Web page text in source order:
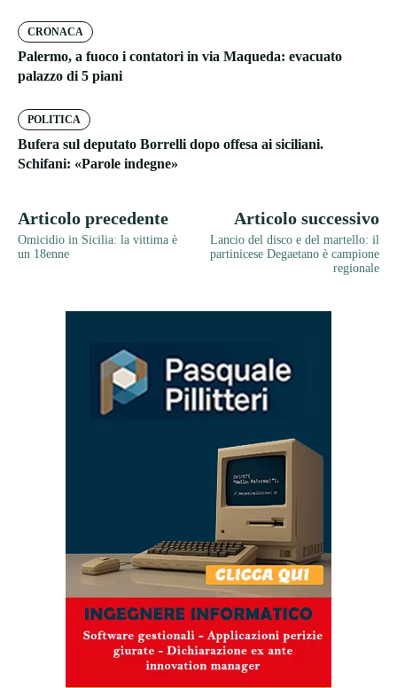
CRONACA
Palermo, a fuoco i contatori in via Maqueda: evacuato
palazzo di 5 piani
POLITICA
Bufera sul deputato Borrelli dopo offesa ai siciliani.
Schifani: «Parole indegne»
Articolo precedente
Omicidio in Sicilia: la vittima è
un 18enne
Articolo successivo
Lancio del disco e del martello: il
partinicese Degaetano è campione
regionale